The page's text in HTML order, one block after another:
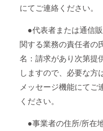
にてご連絡ください。
●代表者または通信
関する業務の責任者の
名：請求があり次第提
しますので、必要な方
メッセージ機能にてご
ください。
●事業者の住所/所在